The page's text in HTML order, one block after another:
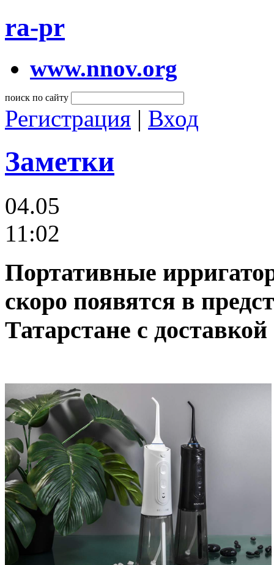
ra-pr
www.nnov.org
поиск по сайту
Регистрация | Вход
Заметки
04.05
11:02
Портативные
скоро появятся в
Татарстане с доставкой